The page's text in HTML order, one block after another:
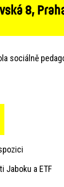
8,
sociálně
Jaboku a ETF